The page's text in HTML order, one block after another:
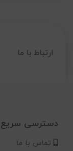
ارتباط با ما
دسترسی سریع
تماس با ما